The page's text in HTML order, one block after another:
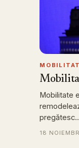
Mobilitate
18